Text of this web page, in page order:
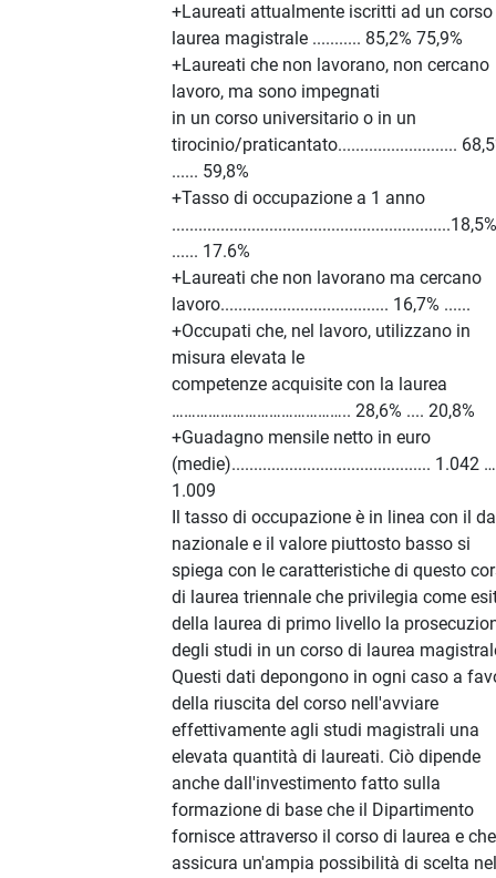
+Laureati attualmente iscritti ad un
laurea magistrale ........... 85,2% 75,9%
+Laureati che non lavorano, non cercano
lavoro, ma sono impegnati
in un corso universitario o in un
tirocinio/praticantato...........................
...... 59,8%
+Tasso di occupazione a 1 anno
...............................................................18,5%
...... 17.6%
+Laureati che non lavorano ma cercano
lavoro...................................... 16,7% ......
+Occupati che, nel lavoro, utilizzano in
misura elevata le
competenze acquisite con la laurea
…………………………………….. 28,6% .... 20,8%
+Guadagno mensile netto in euro
(medie)............................................. 1.042
1.009
Il tasso di occupazione è in linea con il
nazionale e il valore piuttosto basso si
spiega con le caratteristiche di questo
di laurea triennale che privilegia come
della laurea di primo livello la
degli studi in un corso di laurea
Questi dati depongono in ogni caso a
della riuscita del corso nell'avviare
effettivamente agli studi magistrali una
elevata quantità di laureati. Ciò dipende
anche dall'investimento fatto sulla
formazione di base che il Dipartimento
fornisce attraverso il corso di laurea e che
assicura un'ampia possibilità di scelta